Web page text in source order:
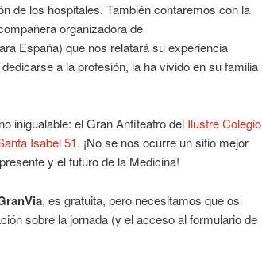
de los hospitales. También contaremos con la
organizadora de
España) que nos relatará su experiencia
a la profesión, la ha vivido en su familia
inigualable: el Gran Anfiteatro del Ilustre Colegio
Isabel 51. ¡No se nos ocurre un sitio mejor
y el futuro de la Medicina!
, es gratuita, pero necesitamos que os
sobre la jornada (y el acceso al formulario de